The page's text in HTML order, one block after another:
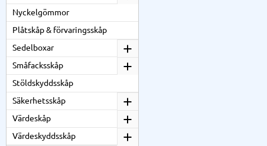
Nyckelgömmor
Plåtskåp & förvaringsskåp
Sedelboxar
Småfacksskåp
Stöldskyddsskåp
Säkerhetsskåp
Värdeskåp
Värdeskyddsskåp